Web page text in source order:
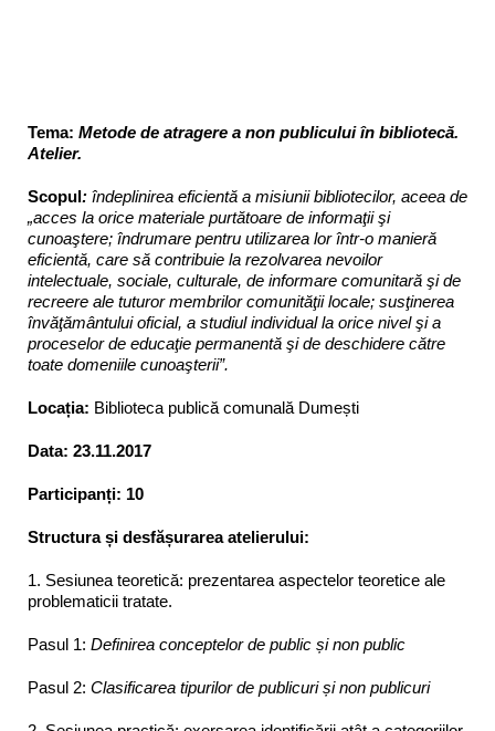
Tema: Metode de atragere a non publicului în bibliotecă.
Atelier.
Scopul: îndeplinirea eficientă a misiunii bibliotecilor, aceea de
„acces la orice materiale purtătoare de informaţii şi
cunoaştere; îndrumare pentru utilizarea lor într-o manieră
eficientă, care să contribuie la rezolvarea nevoilor
intelectuale, sociale, culturale, de informare comunitară şi de
recreere ale tuturor membrilor comunităţii locale; susţinerea
învăţământului oficial, a studiul individual la orice nivel şi a
proceselor de educaţie permanentă şi de deschidere către
toate domeniile cunoaşterii”.
Locația: Biblioteca publică comunală Dumești
Data: 23.11.2017
Participanți: 10
Structura și desfășurarea atelierului:
1. Sesiunea teoretică: prezentarea aspectelor teoretice ale
problematicii tratate.
Pasul 1: Definirea conceptelor de public și non public
Pasul 2: Clasificarea tipurilor de publicuri și non publicuri